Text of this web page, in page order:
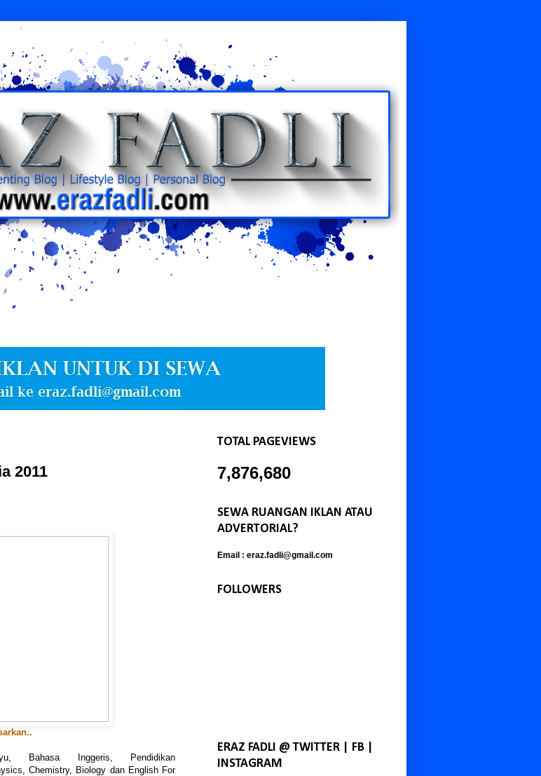
2011
Bahasa Inggeris, Pendidikan
Chemistry, Biology dan English For
TOTAL PAGEVIEWS
7,876,680
SEWA RUANGAN IKLAN ATAU
ADVERTORIAL?
Email : eraz.fadli@gmail.com
FOLLOWERS
ERAZ FADLI @ TWITTER | FB |
INSTAGRAM